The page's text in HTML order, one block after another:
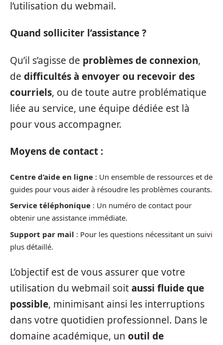
l’utilisation du webmail.
Quand solliciter l’assistance ?
Qu’il s’agisse de problèmes de connexion,
de difficultés à envoyer ou recevoir des
courriels, ou de toute autre problématique
liée au service, une équipe dédiée est là
pour vous accompagner.
Moyens de contact :
Centre d’aide en ligne : Un ensemble de ressources et de
guides pour vous aider à résoudre les problèmes courants.
Service téléphonique : Un numéro de contact pour
obtenir une assistance immédiate.
Support par mail : Pour les questions nécessitant un suivi
plus détaillé.
L’objectif est de vous assurer que votre
utilisation du webmail soitaussi fluide que
possible, minimisant ainsi les interruptions
dans votre quotidien professionnel. Dans le
domaine académique, un outil de